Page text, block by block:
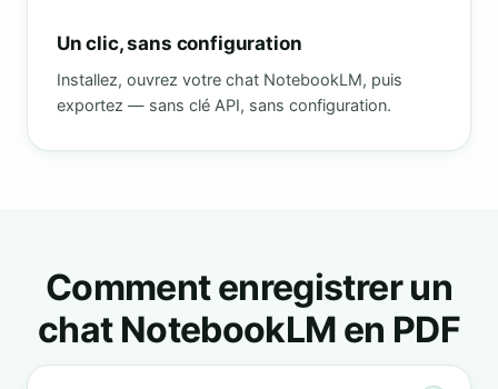
Un clic, sans configuration
Installez, ouvrez votre chat NotebookLM, puis
exportez — sans clé API, sans configuration.
Comment enregistrer un
chat NotebookLM en PDF